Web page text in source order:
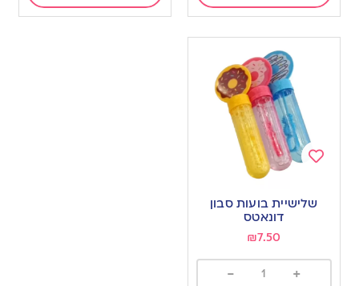
שלישיית בועות סבון
דונאטס
₪7.50
+
-